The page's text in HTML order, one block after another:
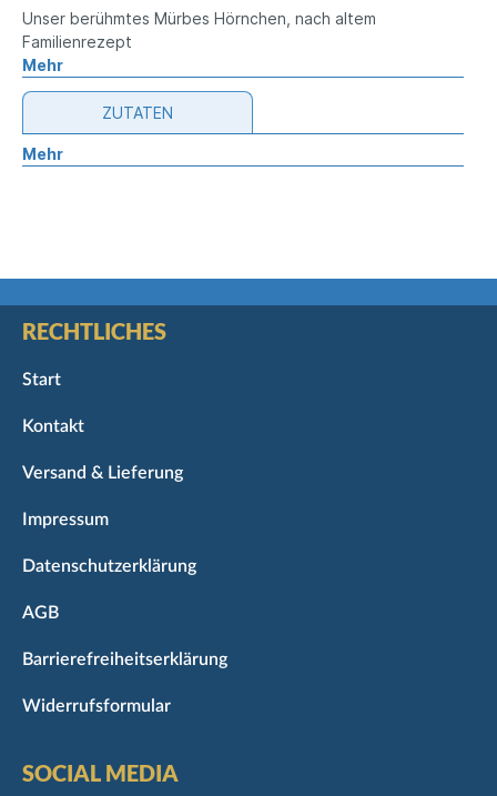
Unser berühmtes Mürbes Hörnchen, nach altem
Familienrezept
Mehr
ZUTATEN
Mehr
RECHTLICHES
Start
Kontakt
Versand & Lieferung
Impressum
Datenschutzerklärung
AGB
Barrierefreiheitserklärung
Widerrufsformular
SOCIAL MEDIA